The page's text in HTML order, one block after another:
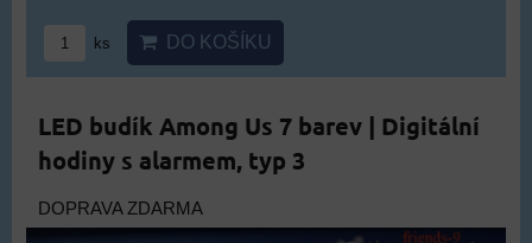
ks DO KOŠÍKU
LED budík Among Us 7 barev | Digitální
hodiny s alarmem, typ 3
DOPRAVA ZDARMA